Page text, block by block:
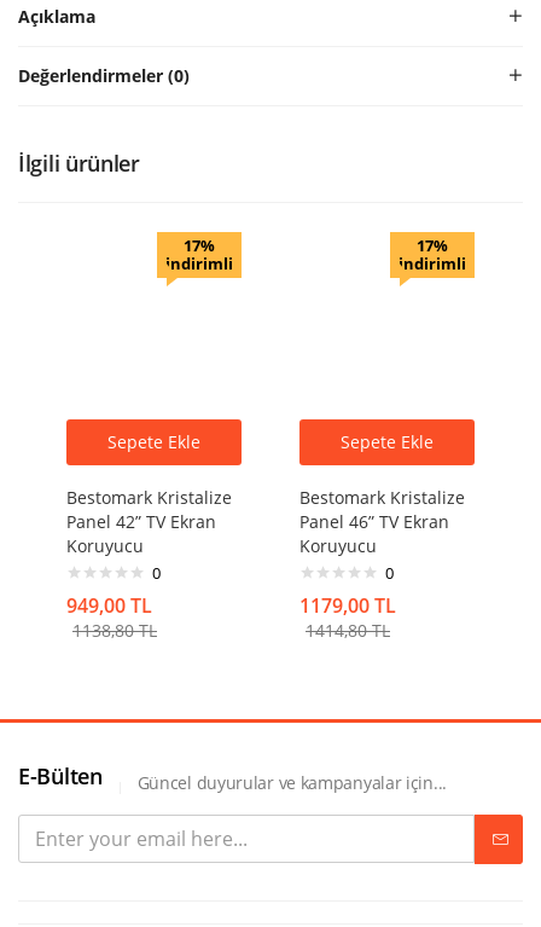
Açıklama
Değerlendirmeler (0)
İlgili ürünler
17%
indirimli
Sepete Ekle
Bestomark Kristalize
Panel 42” TV Ekran
Koruyucu
0
949,00TL
1138,80TL
17%
indirimli
Sepete Ekle
Bestomark Kristalize
Panel 46” TV Ekran
Koruyucu
0
1179,00TL
1414,80TL
E-Bülten Güncel duyurular ve kampanyalar için...